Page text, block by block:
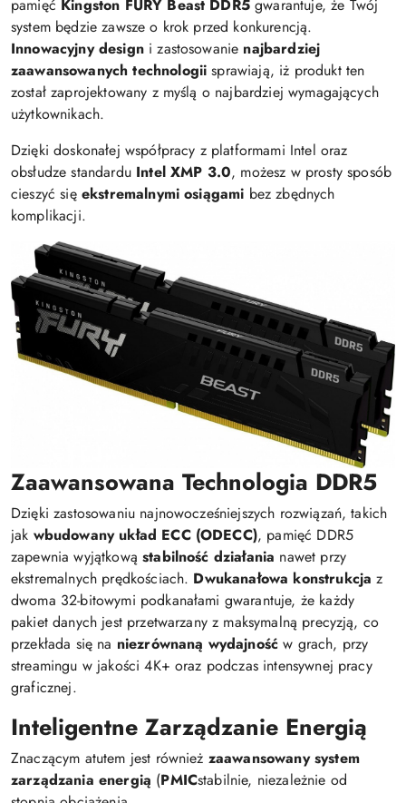
pamięć Kingston FURY Beast DDR5gwarantuje, że Twój
system będzie zawsze o krok przed konkurencją.
Innowacyjny designi zastosowanie najbardziej
zaawansowanych technologii sprawiają, iż produkt ten
został zaprojektowany z myślą o najbardziej wymagających
użytkownikach.
Dzięki doskonałej współpracy z platformami Intel oraz
obsłudze standardu Intel XMP 3.0, możesz w prosty sposób
cieszyć się ekstremalnymi osiągami bez zbędnych
komplikacji.
Zaawansowana Technologia DDR5
Dzięki zastosowaniu najnowocześniejszych rozwiązań, takich
jak wbudowany układ ECC (ODECC), pamięć DDR5
zapewnia wyjątkowąstabilność działania nawet przy
ekstremalnych prędkościach. Dwukanałowa konstrukcja z
dwoma 32-bitowymi podkanałami gwarantuje, że każdy
pakiet danych jest przetwarzany z maksymalną precyzją, co
przekłada się na niezrównaną wydajność w grach, przy
streamingu w jakości 4K+ oraz podczas intensywnej pracy
graficznej.
Inteligentne Zarządzanie Energią
Znaczącym atutem jest również zaawansowany system
zarządzania energią (PMICstabilnie, niezależnie od